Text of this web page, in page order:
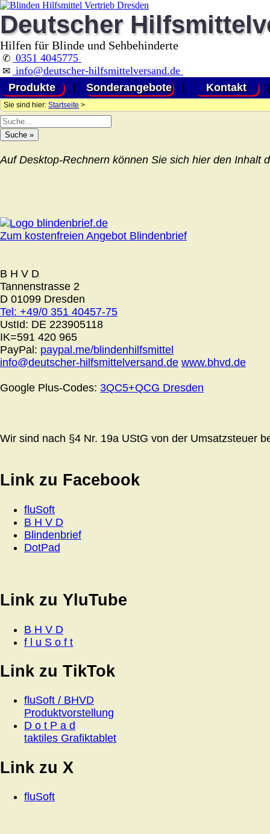
Deutscher
Hilfen für Blinde und Sehbehinderte
✆ 0351 4045775
✉ info@deutscher-hilfsmittelversand.de
Produkte
Sonderangebote Kontakt
Sie sind hier: Startseite >
Auf Desktop-Rechnern können Sie sich hier den Inhalt
Zum kostenfreien Angebot Blindenbrief
B H V D
Tannenstrasse 2
D 01099 Dresden
Tel: +49/0 351 40457-75
UstId: DE 223905118
IK=591 420 965
PayPal: paypal.me/blindenhilfsmittel
info@deutscher-hilfsmittelversand.de www.bhvd.de
Google Plus-Codes: 3QC5+QCG Dresden
Wir sind nach §4 Nr. 19a UStG von der Umsatzsteuer
Link zu Facebook
fluSoft
B H V D
Blindenbrief
DotPad
Link zu YluTube
B H V D
f l u S o f t
Link zu TikTok
fluSoft / BHVD
Produktvorstellung
D o t P a d
taktiles Grafiktablet
Link zu X
fluSoft